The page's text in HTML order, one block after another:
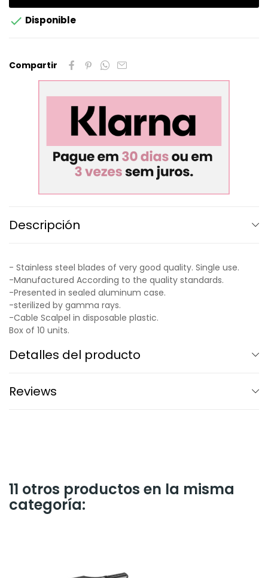
 Disponible
Compartir
Descripción
- Stainless steel blades of very good quality. Single use.
-Manufactured According to the quality standards.
-Presented in sealed aluminum case.
-sterilized by gamma rays.
-Cable Scalpel in disposable plastic.
Box of 10 units.
Detalles del producto
Reviews
11 otros productos en la misma
categoría: